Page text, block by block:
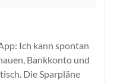
Ich kann spontan
Bankkonto und
Die Sparpläne